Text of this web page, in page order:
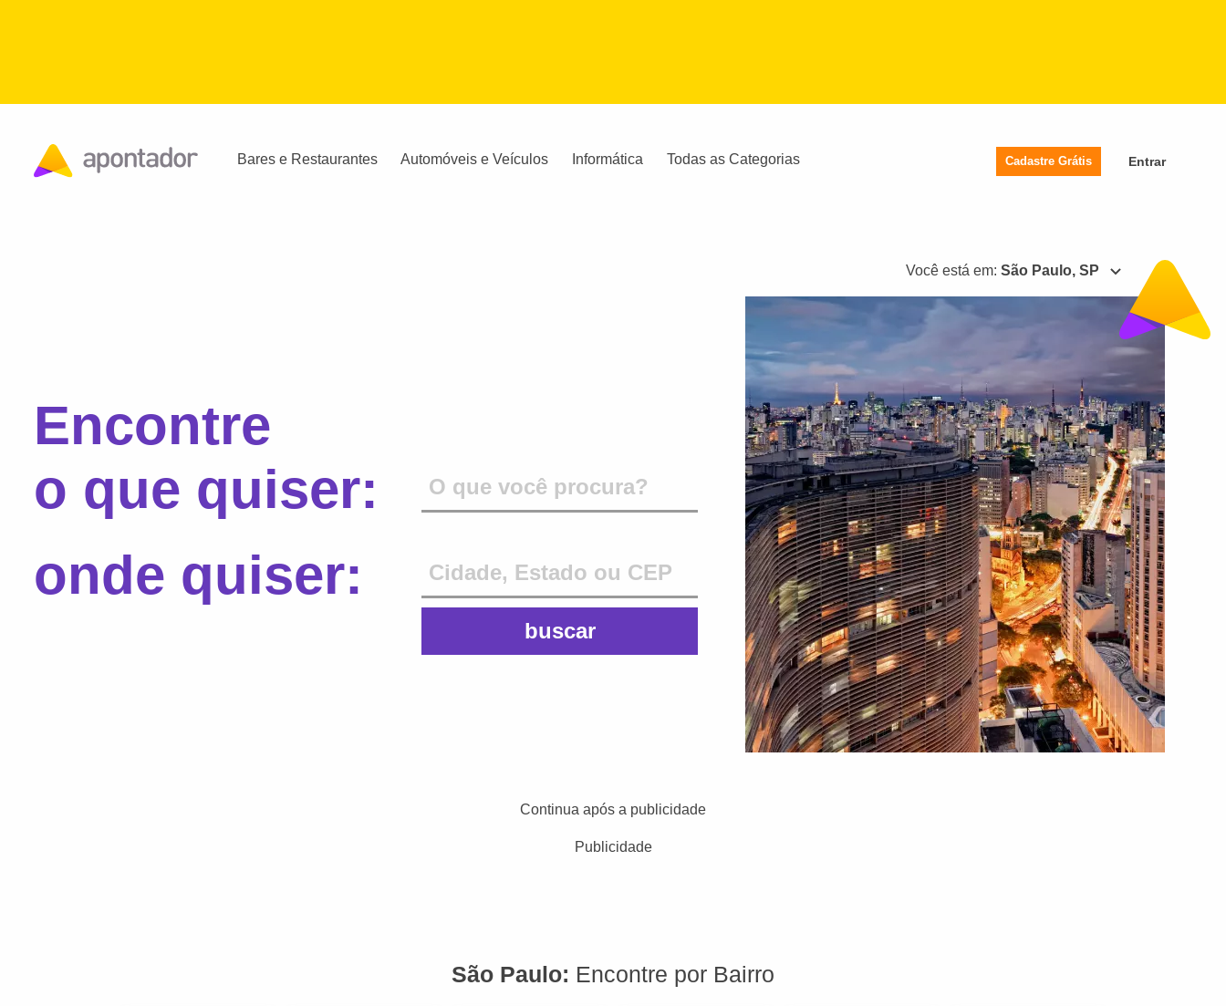
Bares e Restaurantes Automóveis e Veículos Informática Todas as Categorias Cadastre Grátis Entrar
Encontre
o que quiser:
onde quiser:
Você está em: São Paulo, SP
Continua após a publicidade
Publicidade
São Paulo: Encontre por Bairro